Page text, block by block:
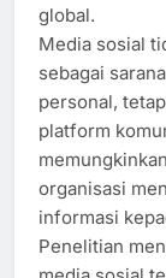
global.
Media sosial
sebagai
personal,
platform
organisasi
informasi
Penelitian